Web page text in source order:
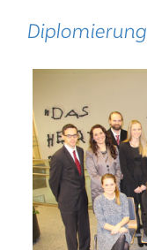
Diplomierung